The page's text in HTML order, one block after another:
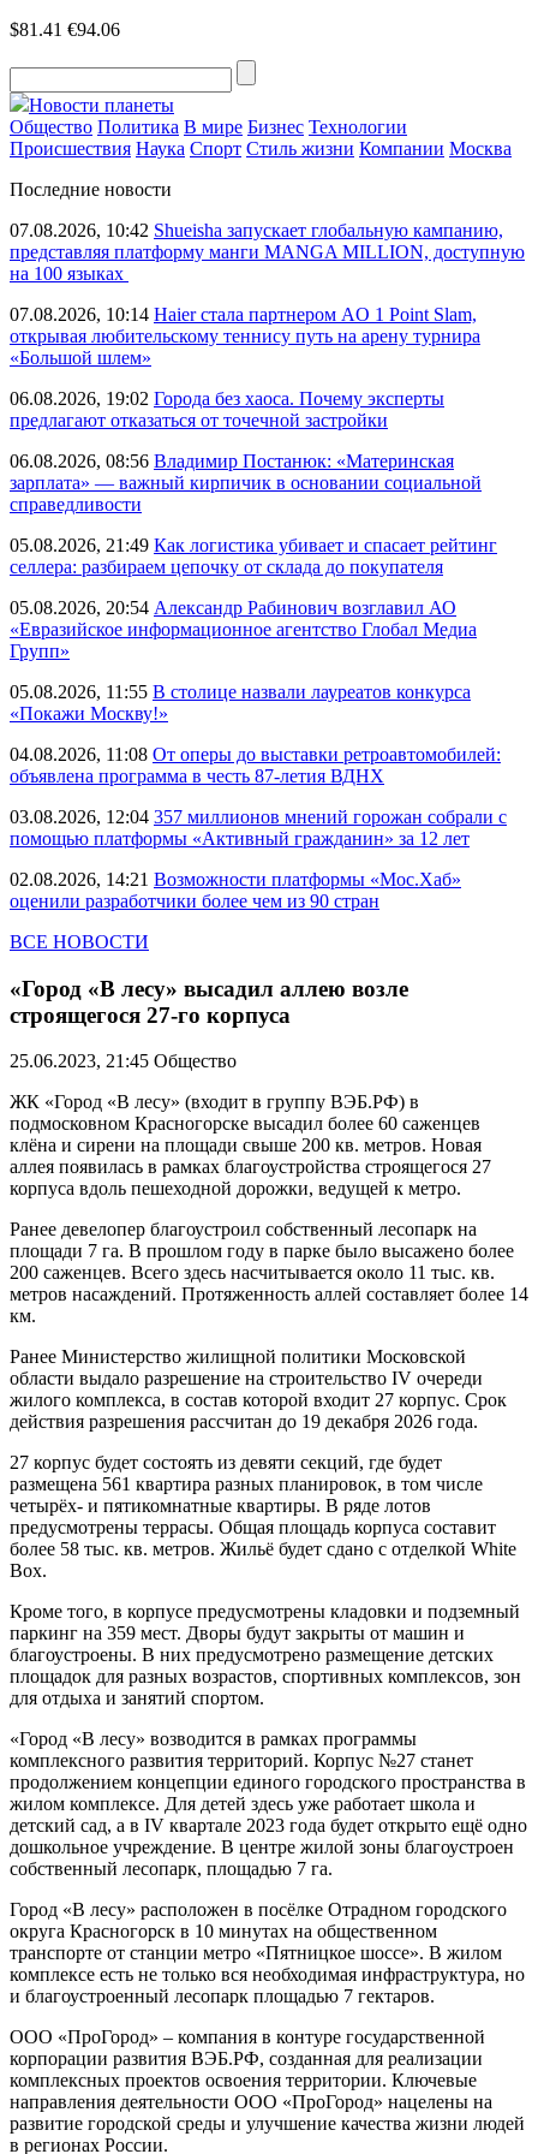
$81.41 €94.06
Новости планеты
Общество Политика В мире Бизнес Технологии
Происшествия Наука Спорт Стиль жизни Компании Москва
Последние новости
07.08.2026, 10:42 Shueisha запускает глобальную кампанию,
представляя платформу манги MANGA MILLION, доступную
на 100 языках
07.08.2026, 10:14 Haier стала партнером AO 1 Point Slam,
открывая любительскому теннису путь на арену турнира
«Большой шлем»
06.08.2026, 19:02 Города без хаоса. Почему эксперты
предлагают отказаться от точечной застройки
06.08.2026, 08:56 Владимир Постанюк: «Материнская
зарплата» — важный кирпичик в основании социальной
справедливости
05.08.2026, 21:49 Как логистика убивает и спасает рейтинг
селлера: разбираем цепочку от склада до покупателя
05.08.2026, 20:54 Александр Рабинович возглавил АО
«Евразийское информационное агентство Глобал Медиа
Групп»
05.08.2026, 11:55 В столице назвали лауреатов конкурса
«Покажи Москву!»
04.08.2026, 11:08 От оперы до выставки ретроавтомобилей:
объявлена программа в честь 87-летия ВДНХ
03.08.2026, 12:04 357 миллионов мнений горожан собрали с
помощью платформы «Активный гражданин» за 12 лет
02.08.2026, 14:21 Возможности платформы «Мос.Хаб»
оценили разработчики более чем из 90 стран
ВСЕ НОВОСТИ
«Город «В лесу» высадил аллею возле
строящегося 27-го корпуса
25.06.2023, 21:45 Общество
ЖК «Город «В лесу» (входит в группу ВЭБ.РФ) в
подмосковном Красногорске высадил более 60 саженцев
клёна и сирени на площади свыше 200 кв. метров. Новая
аллея появилась в рамках благоустройства строящегося 27
корпуса вдоль пешеходной дорожки, ведущей к метро.
Ранее девелопер благоустроил собственный лесопарк на
площади 7 га. В прошлом году в парке было высажено более
200 саженцев. Всего здесь насчитывается около 11 тыс. кв.
метров насаждений. Протяженность аллей составляет более 14
км.
Ранее Министерство жилищной политики Московской
области выдало разрешение на строительство IV очереди
жилого комплекса, в состав которой входит 27 корпус. Срок
действия разрешения рассчитан до 19 декабря 2026 года.
27 корпус будет состоять из девяти секций, где будет
размещена 561 квартира разных планировок, в том числе
четырëх- и пятикомнатные квартиры. В ряде лотов
предусмотрены террасы. Общая площадь корпуса составит
более 58 тыс. кв. метров. Жильё будет сдано с отделкой White
Box.
Кроме того, в корпусе предусмотрены кладовки и подземный
паркинг на 359 мест. Дворы будут закрыты от машин и
благоустроены. В них предусмотрено размещение детских
площадок для разных возрастов, спортивных комплексов, зон
для отдыха и занятий спортом.
«Город «В лесу» возводится в рамках программы
комплексного развития территорий. Корпус №27 станет
продолжением концепции единого городского пространства в
жилом комплексе. Для детей здесь уже работает школа и
детский сад, а в IV квартале 2023 года будет открыто ещё одно
дошкольное учреждение. В центре жилой зоны благоустроен
собственный лесопарк, площадью 7 га.
Город «В лесу» расположен в посёлке Отрадном городского
округа Красногорск в 10 минутах на общественном
транспорте от станции метро «Пятницкое шоссе». В жилом
комплексе есть не только вся необходимая инфраструктура, но
и благоустроенный лесопарк площадью 7 гектаров.
ООО «ПроГород» – компания в контуре государственной
корпорации развития ВЭБ.РФ, созданная для реализации
комплексных проектов освоения территории. Ключевые
направления деятельности ООО «ПроГород» нацелены на
развитие городской среды и улучшение качества жизни людей
в регионах России.